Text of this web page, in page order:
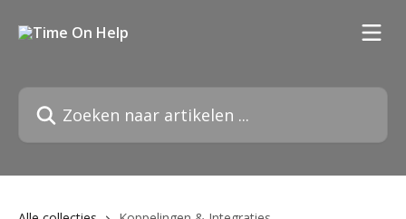
Zoeken naar artikelen ...